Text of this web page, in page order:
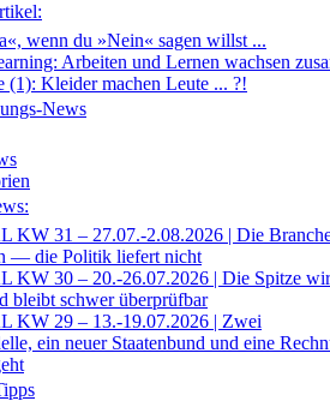
wenn du »Nein« sagen willst ...
Arbeiten und Lernen wachsen
(1): Kleider machen Leute ... ?!
News
KW 31 – 27.07.-2.08.2026 | Die
— die Politik liefert nicht
KW 30 – 20.-26.07.2026 | Die Spitze
schwer überprüfbar
KW 29 – 13.-19.07.2026 | Zwei
ein neuer Staatenbund und eine